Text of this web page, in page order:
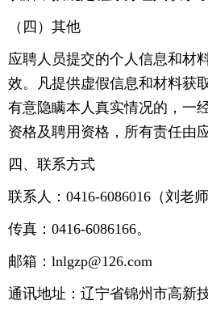
（四）其他
应聘人员提交的个人信息和材
效。凡提供虚假信息和材料获
有意隐瞒本人真实情况的，一
资格及聘用资格，所有责任由
四、联系方式
联系人：0416-6086016（刘老师
传真：0416-6086166。
邮箱：lnlgzp@126.com
通讯地址：辽宁省锦州市高新